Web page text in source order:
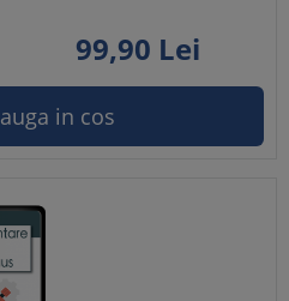
99,90 Lei
in cos